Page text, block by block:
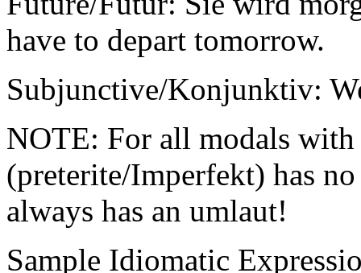
have to depart tomorrow.
Subjunctive/Konjunktiv:
NOTE: For all modals with
(preterite/Imperfekt) has
always has an umlaut!
Sample Idiomatic